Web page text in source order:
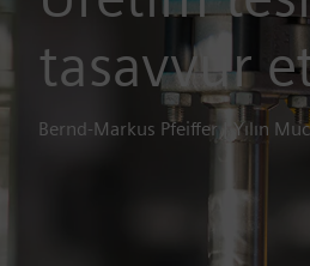
tasavvur
Bernd-Markus Pfeiffer | Yılın